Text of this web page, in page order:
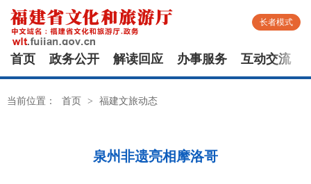
长者模式
首页 政务公开 解读回应 办事服务 互动交流
当前位置： 首页 > 福建文旅动态
泉州非遗亮相摩洛哥